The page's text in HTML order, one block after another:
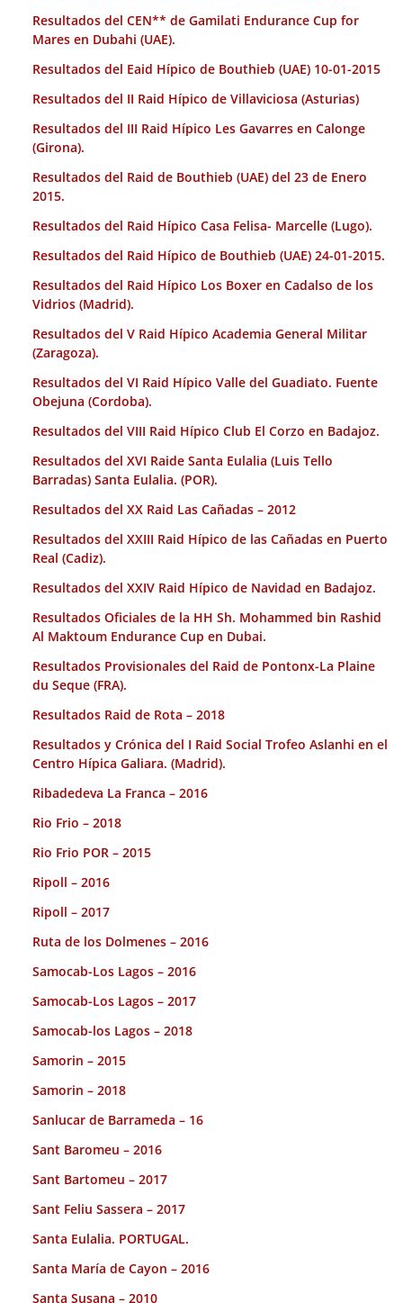
Resultados del CEN** de Gamilati Endurance Cup for
Mares en Dubahi (UAE).
Resultados del Eaid Hípico de Bouthieb (UAE) 10-01-2015
Resultados del II Raid Hípico de Villaviciosa (Asturias)
Resultados del III Raid Hípico Les Gavarres en Calonge
(Girona).
Resultados del Raid de Bouthieb (UAE) del 23 de Enero
2015.
Resultados del Raid Hípico Casa Felisa- Marcelle (Lugo).
Resultados del Raid Hípico de Bouthieb (UAE) 24-01-2015.
Resultados del Raid Hípico Los Boxer en Cadalso de los
Vidrios (Madrid).
Resultados del V Raid Hípico Academia General Militar
(Zaragoza).
Resultados del VI Raid Hípico Valle del Guadiato. Fuente
Obejuna (Cordoba).
Resultados del VIII Raid Hípico Club El Corzo en Badajoz.
Resultados del XVI Raide Santa Eulalia (Luis Tello
Barradas) Santa Eulalia. (POR).
Resultados del XX Raid Las Cañadas – 2012
Resultados del XXIII Raid Hípico de las Cañadas en Puerto
Real (Cadiz).
Resultados del XXIV Raid Hípico de Navidad en Badajoz.
Resultados Oficiales de la HH Sh. Mohammed bin Rashid
Al Maktoum Endurance Cup en Dubai.
Resultados Provisionales del Raid de Pontonx-La Plaine
du Seque (FRA).
Resultados Raid de Rota – 2018
Resultados y Crónica del I Raid Social Trofeo Aslanhi en el
Centro Hípica Galiara. (Madrid).
Ribadedeva La Franca – 2016
Rio Frio – 2018
Rio Frio POR – 2015
Ripoll – 2016
Ripoll – 2017
Ruta de los Dolmenes – 2016
Samocab-Los Lagos – 2016
Samocab-Los Lagos – 2017
Samocab-los Lagos – 2018
Samorin – 2015
Samorin – 2018
Sanlucar de Barrameda – 16
Sant Baromeu – 2016
Sant Bartomeu – 2017
Sant Feliu Sassera – 2017
Santa Eulalia. PORTUGAL.
Santa María de Cayon – 2016
Santa Susana – 2010